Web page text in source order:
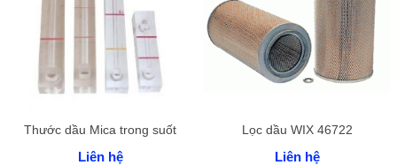
Thước dầu Mica trong suốt
Liên hệ
Lọc dầu WIX 46722
Liên hệ